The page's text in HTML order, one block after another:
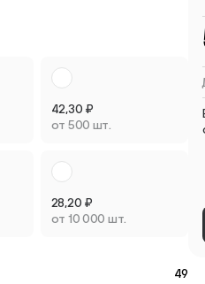
42,30 ₽
от 500 шт.
28,20 ₽
от 10 000 шт.
49
Квадратные мебельные
Опоры пластиковые
регулируемые
3 товара